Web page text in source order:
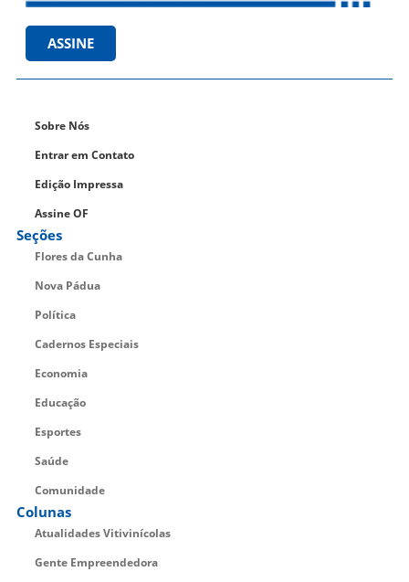
ASSINE
Sobre Nós
Entrar em Contato
Edição Impressa
Assine OF
Seções
Flores da Cunha
Nova Pádua
Política
Cadernos Especiais
Economia
Educação
Esportes
Saúde
Comunidade
Colunas
Atualidades Vitivinícolas
Gente Empreendedora